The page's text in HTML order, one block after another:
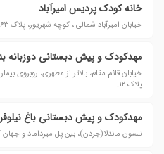
خانه کودک پردیس امیرآباد
خیابان امیرآباد شمالی ، کوچه شهریور، پلاک ۶۳
مهدکودک و پیش دبستانی دوزبانه
خیابان قائم مقام، بالاتر از مطهری، روبروی
پلاک ۱۲.
مهدکودک و پیش دبستانی باغ
نلسون ماندلا(جردن)، بین پل میرداماد و جهان